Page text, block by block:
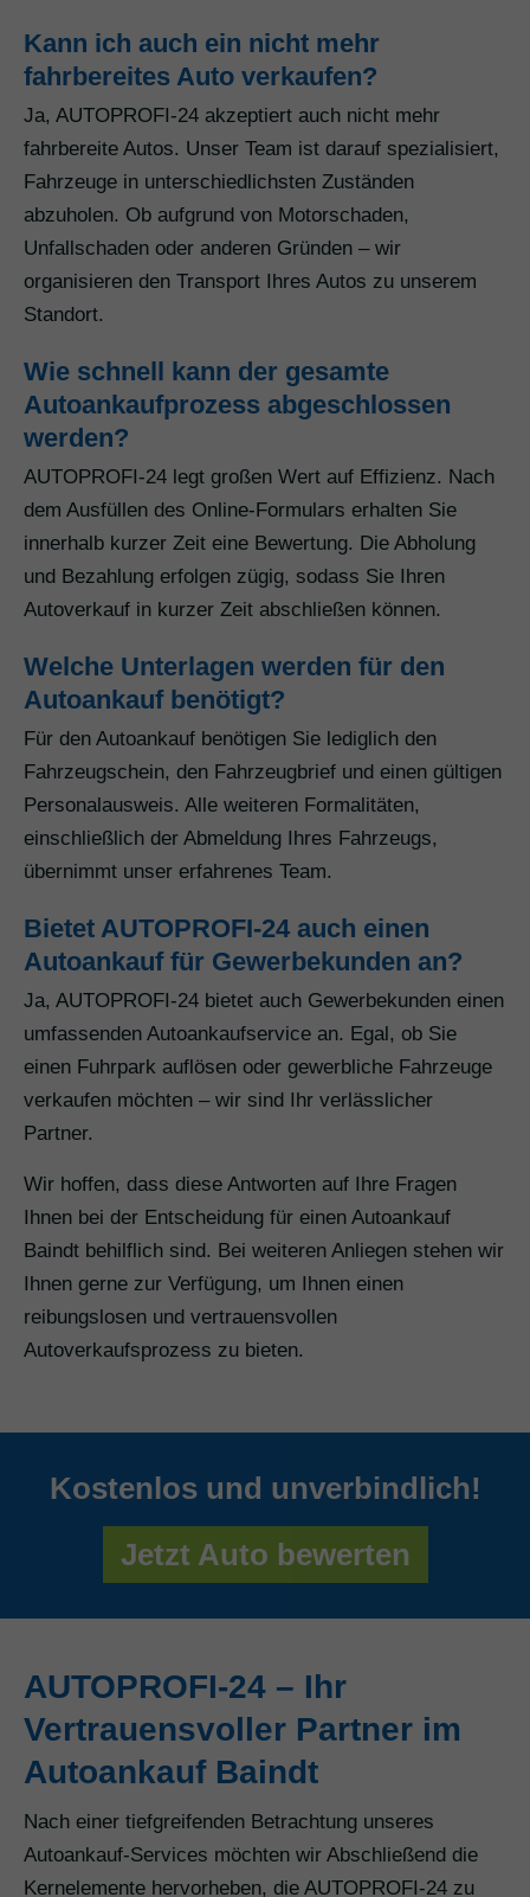
Kann ich auch ein nicht mehr
fahrbereites Auto verkaufen?
Ja, AUTOPROFI-24 akzeptiert auch nicht mehr
fahrbereite Autos. Unser Team ist darauf spezialisiert,
Fahrzeuge in unterschiedlichsten Zuständen
abzuholen. Ob aufgrund von Motorschaden,
Unfallschaden oder anderen Gründen – wir
organisieren den Transport Ihres Autos zu unserem
Standort.
Wie schnell kann der gesamte
Autoankaufprozess abgeschlossen
werden?
AUTOPROFI-24 legt großen Wert auf Effizienz. Nach
dem Ausfüllen des Online-Formulars erhalten Sie
innerhalb kurzer Zeit eine Bewertung. Die Abholung
und Bezahlung erfolgen zügig, sodass Sie Ihren
Autoverkauf in kurzer Zeit abschließen können.
Welche Unterlagen werden für den
Autoankauf benötigt?
Für den Autoankauf benötigen Sie lediglich den
Fahrzeugschein, den Fahrzeugbrief und einen gültigen
Personalausweis. Alle weiteren Formalitäten,
einschließlich der Abmeldung Ihres Fahrzeugs,
übernimmt unser erfahrenes Team.
Bietet AUTOPROFI-24 auch einen
Autoankauf für Gewerbekunden an?
Ja, AUTOPROFI-24 bietet auch Gewerbekunden einen
umfassenden Autoankaufservice an. Egal, ob Sie
einen Fuhrpark auflösen oder gewerbliche Fahrzeuge
verkaufen möchten – wir sind Ihr verlässlicher
Partner.
Wir hoffen, dass diese Antworten auf Ihre Fragen
Ihnen bei der Entscheidung für einen Autoankauf
Baindt behilflich sind. Bei weiteren Anliegen stehen wir
Ihnen gerne zur Verfügung, um Ihnen einen
reibungslosen und vertrauensvollen
Autoverkaufsprozess zu bieten.
Kostenlos und unverbindlich!
Jetzt Auto bewerten
AUTOPROFI-24 – Ihr
Vertrauensvoller Partner im
Autoankauf Baindt
Nach einer tiefgreifenden Betrachtung unseres
Autoankauf-Services möchten wir Abschließend die
Kernelemente hervorheben, die AUTOPROFI-24 zu